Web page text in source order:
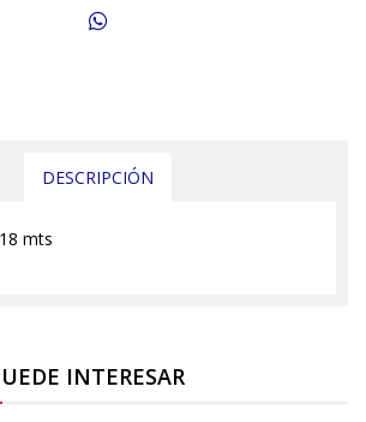
DESCRIPCIÓN
mts
INTERESAR